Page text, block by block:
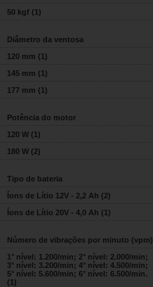
50 kgf (1)
Diâmetro da ventosa
120 mm (1)
145 mm (1)
177 mm (1)
Potência do motor
120 W (1)
180 W (2)
Tipo de bateria
Íons de Lítio 12V - 2,2 Ah (2)
Íons de Lítio 20V - 4,0 Ah (1)
Número de vibrações por minuto (vpm)
1° nível: 1.200/min; 2° nível: 2.000/min;
3° nível: 3.200/min; 4° nível: 4.500/min;
5° nível: 5.600/min; 6° nível: 6.500/min.
(1)